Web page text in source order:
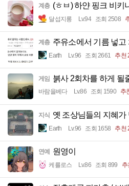
계층 (ㅎㅂ) 하얀 핑크 비키
달섭지롱 Lv.94 조회 2508
계층 주유소에서 기름 넣고
Earth Lv.96 조회 2661 추천
게임 붉사 2회차를 하게 될
바람을베다 Lv.86 조회 1590 추
지식 옛 조상님들의 지혜가
Earth Lv.96 조회 1658 추천
연예 원영이
케를로스 Lv.86 조회 899 추